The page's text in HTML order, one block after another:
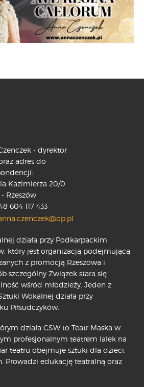
- dyrektor
adres do
Kazimierza 20/0
- Rzeszów
604 117 433
działa przy Podkarpackim
który jest organizacją podejmującą
z promocją Rzeszowa i
szczególny Związek stara się
wśród młodzieży. Jeden z
Wokalnej działa przy
Piłsudczyków.
działa CSW to Teatr Maska w
profesjonalnym teatrem lalek na
teatru obejmuje sztuki dla dzieci,
Prowadzi edukację teatralną oraz